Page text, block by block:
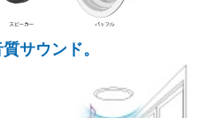
サウンド。